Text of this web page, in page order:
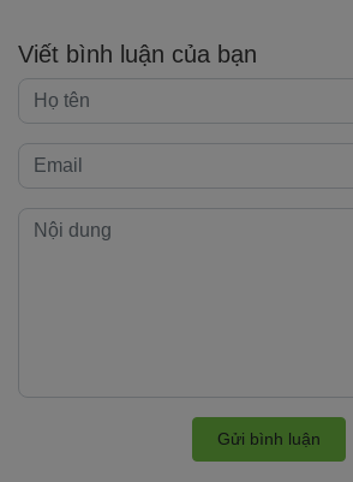
Viết bình luận của bạn
Gửi bình luận